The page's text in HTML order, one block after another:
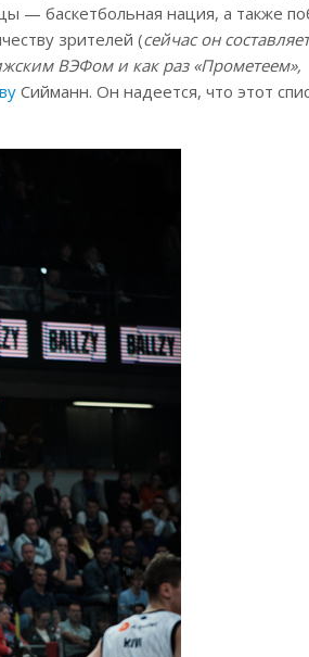
— баскетбольная нация, а также
зрителей (сейчас он
ВЭФом и как раз
Сийманн. Он надеется, что этот